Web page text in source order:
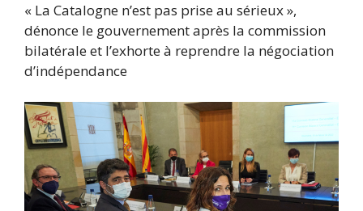
« La Catalogne n’est pas prise au sérieux »,
dénonce le gouvernement après la commission
bilatérale et l’exhorte à reprendre la négociation
d’indépendance